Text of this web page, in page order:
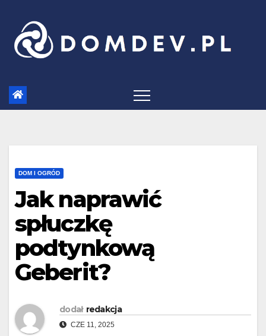
content
DOM I OGRÓD
Jak naprawić
spłuczkę
podtynkową
Geberit?
dodał redakcja
CZE 11, 2025